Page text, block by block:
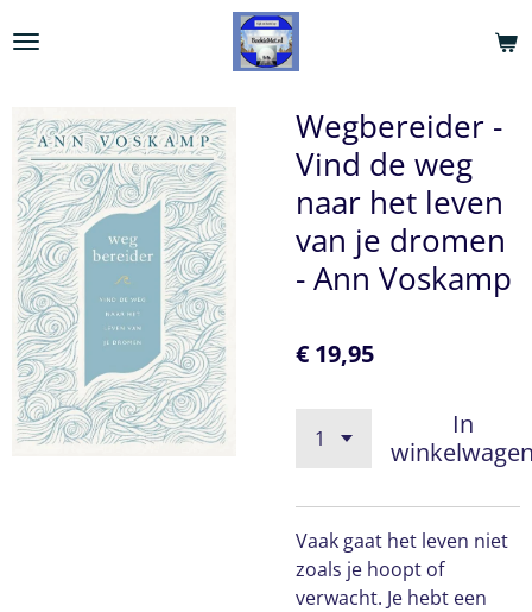
direct
hoofdinhoud
Wegbereider -
Vind de weg
naar het leven
van je dromen
- Ann Voskamp
€ 19,95
In
Vaak gaat het leven niet
zoals je hoopt of
verwacht. Je hebt een